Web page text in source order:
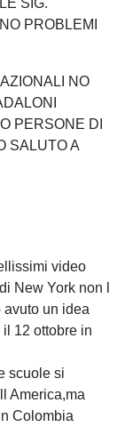
SIG.
PROBLEMI
NO
PERSONE DI
SALUTO A
video
New York non l
avuto un idea
12 ottobre in
scuole si
America,ma
Colombia